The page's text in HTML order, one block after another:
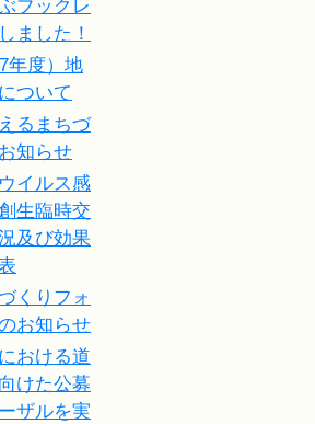
ブックレ
ました！
年度）地
ついて
るまちづ
知らせ
イルス感
生臨時交
及び効果
くりフォ
お知らせ
おける道
けた公募
ザルを実